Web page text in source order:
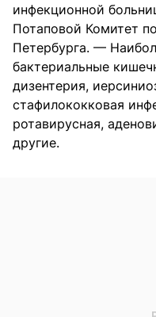
инфекционной
Потаповой Комитет
Петербурга. —
бактериальные
дизентерия,
стафилококковая
ротавирусная,
другие.